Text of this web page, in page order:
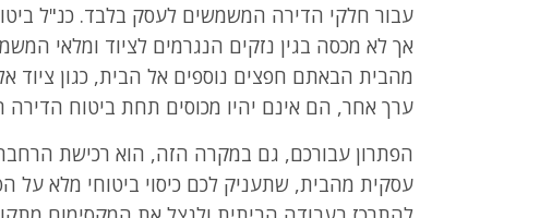
עבור חלקי הדירה המשמשים לעסק בלבד. כנ"ל
אך לא מכסה בגין נזקים הנגרמים לציוד ומלאי
מהבית הבאתם חפצים נוספים אל הבית, כגון ציוד
ערך אחר, הם אינם יהיו מכוסים תחת ביטוח הדירה
הפתרון עבורכם, גם במקרה הזה, הוא רכישת
עסקית מהבית, שתעניק לכם כיסוי ביטוחי מלא על